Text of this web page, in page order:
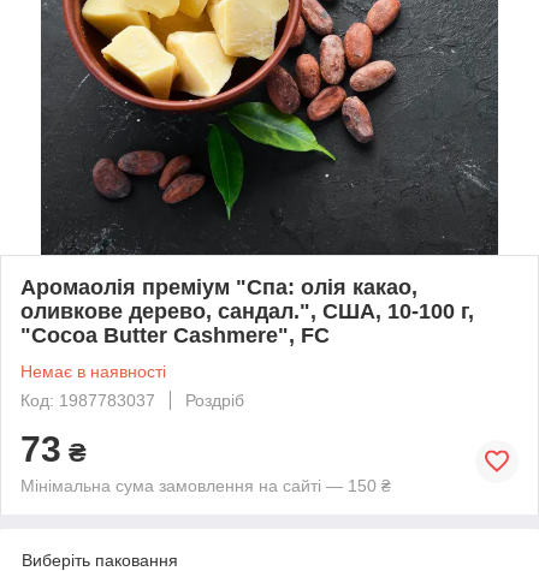
Аромаолія преміум "Спа: олія какао,
оливкове дерево, сандал.", США, 10-100 г,
"Cocoa Butter Cashmere", FC
Немає в наявності
Код: 1987783037
Роздріб
73 ₴
Мінімальна сума замовлення на сайті — 150 ₴
Виберіть паковання